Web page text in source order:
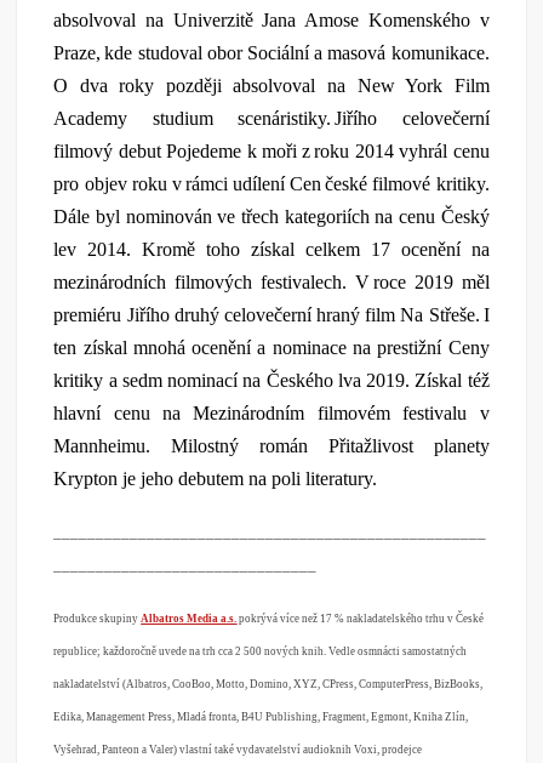
absolvoval na Univerzitě Jana Amose Komenského v
Praze, kde studoval obor Sociální a masová komunikace.
O dva roky později absolvoval na New York Film
Academy studium scenáristiky. Jiřího celovečerní
filmový debut Pojedeme k moři z roku 2014 vyhrál cenu
pro objev roku v rámci udílení Cen české filmové kritiky.
Dále byl nominován ve třech kategoriích na cenu Český
lev 2014. Kromě toho získal celkem 17 ocenění na
mezinárodních filmových festivalech. V roce 2019 měl
premiéru Jiřího druhý celovečerní hraný film Na Střeše. I
ten získal mnohá ocenění a nominace na prestižní Ceny
kritiky a sedm nominací na Českého lva 2019. Získal též
hlavní cenu na Mezinárodním filmovém festivalu v
Mannheimu. Milostný román Přitažlivost planety
Krypton je jeho debutem na poli literatury.
Produkce skupinyAlbatros Media a.s. pokrývá více než 17 % nakladatelského trhu v České
republice; každoročně uvede na trh cca 2 500 nových knih. Vedle osmnácti samostatných
nakladatelství (Albatros, CooBoo, Motto, Domino, XYZ, CPress, ComputerPress, BizBooks,
Edika, Management Press, Mladá fronta, B4U Publishing, Fragment, Egmont, Kniha Zlín,
Vyšehrad, Panteon a Valer) vlastní také vydavatelství audioknih Voxi, prodejce